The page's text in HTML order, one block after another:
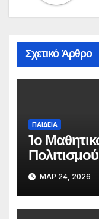
Σχετικό Άρθρο
ΠΑΙΔΕΙΑ
1ο
Μουσείο
ΜΑΡ 24, 2026